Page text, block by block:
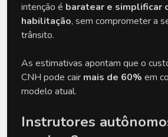
intenção é baratear e simplificar
habilitação, sem comprometer a
trânsito.
As estimativas apontam que o
CNH pode cair mais de 60% em
modelo atual.
Instrutores